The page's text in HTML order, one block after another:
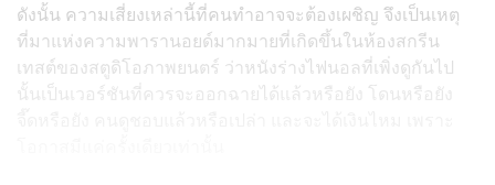
ดังนั้น ความเสี่ยงเหล่านี้ที่คนทำอาจจะต้องเผชิญ จึงเป็นเหตุ
ที่มาแห่งความพารานอยด์มากมายที่เกิดขึ้นในห้องสกรีน
เทสต์ของสตูดิโอภาพยนตร์ ว่าหนังร่างไฟนอลที่เพิ่งดูกันไป
นั้นเป็นเวอร์ชันที่ควรจะออกฉายได้แล้วหรือยัง โดนหรือยัง